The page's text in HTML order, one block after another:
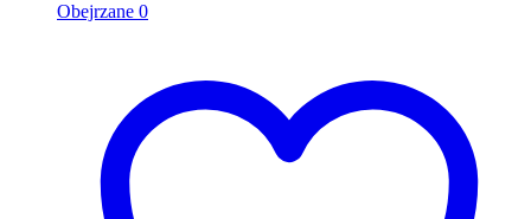
Obejrzane 0